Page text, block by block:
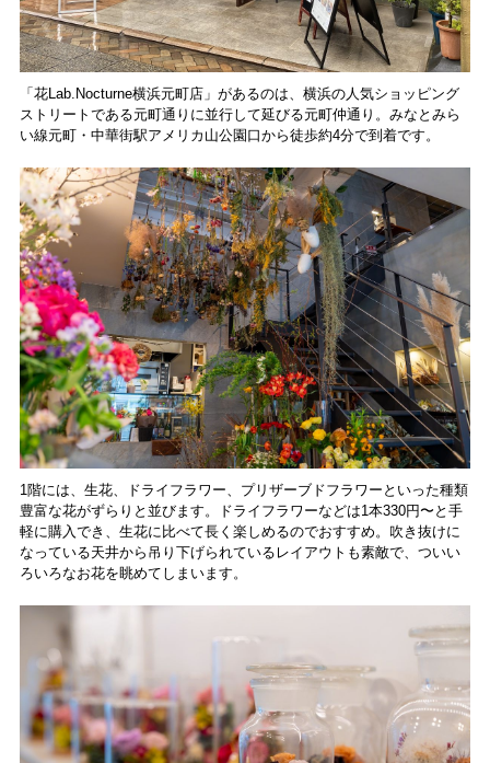
「花Lab.Nocturne横浜元町店」があるのは、横浜の人気ショッピング
ストリートである元町通りに並行して延びる元町仲通り。みなとみら
い線元町・中華街駅アメリカ山公園口から徒歩約4分で到着です。
1階には、生花、ドライフラワー、プリザーブドフラワーといった種類
豊富な花がずらりと並びます。ドライフラワーなどは1本330円〜と手
軽に購入でき、生花に比べて長く楽しめるのでおすすめ。吹き抜けに
なっている天井から吊り下げられているレイアウトも素敵で、ついい
ろいろなお花を眺めてしまいます。